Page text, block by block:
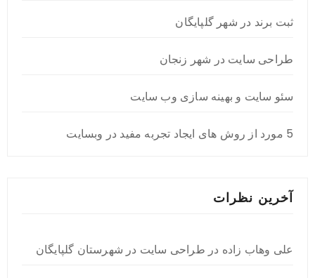
ثبت برند در شهر گلپایگان
طراحی سایت در شهر زنجان
سئو سایت و بهینه سازی وب سایت
5 مورد از روش های ایجاد تجربه مفید در وبسایت
آخرین نظرات
علی وهاب زاده در طراحی سایت در شهرستان گلپایگان